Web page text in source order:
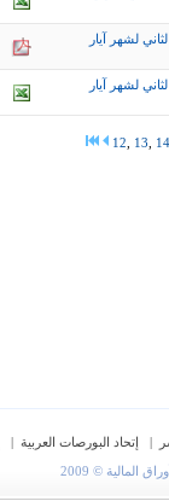
لشهر آيار
لشهر آيار
12 13 14
| إتحاد البورصات العربية |
© 2009